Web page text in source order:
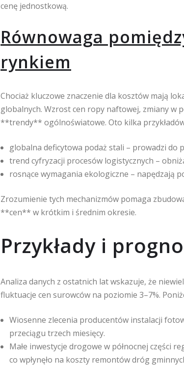
cenę jednostkową.
Równowaga
rynkiem
Chociaż kluczowe znaczenie dla kosztów mają
globalnych. Wzrost cen ropy naftowej, zmiany w
**trendy** ogólnoświatowe. Oto kilka
globalna deficytowa podaż stali – prowadzi do
trend cyfryzacji procesów logistycznych –
rosnące wymagania ekologiczne – napędzają
Zrozumienie tych mechanizmów pomaga
**cen** w krótkim i średnim okresie.
Przykłady i
Analiza danych z ostatnich lat wskazuje, że
fluktuacje cen surowców na poziomie 3–7%.
Wiosenne zlecenia producentów instalacji
przeciągu trzech miesięcy.
Małe inwestycje drogowe w północnej części
co wpłynęło na koszty remontów dróg